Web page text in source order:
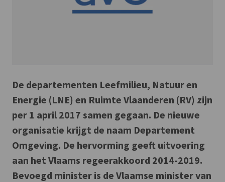
De departementen Leefmilieu, Natuur en
Energie (LNE) en Ruimte Vlaanderen (RV) zijn
per 1 april 2017 samen gegaan. De nieuwe
organisatie krijgt de naam Departement
Omgeving. De hervorming geeft uitvoering
aan het Vlaams regeerakkoord 2014-2019.
Bevoegd minister is de Vlaamse minister van